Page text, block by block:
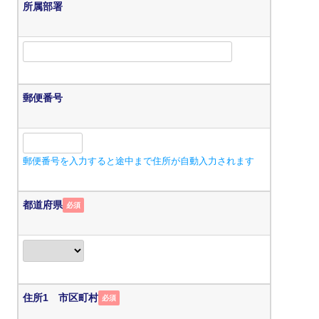
所属部署
郵便番号
郵便番号を入力すると途中まで住所が自動入力されます
都道府県 必須
住所1 市区町村 必須